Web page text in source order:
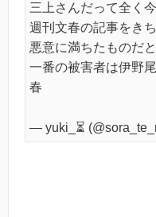
三上さんだって全く
週刊文春の記事をき
悪意に満ちたものだ
一番の被害者は伊野
春
— yuki_⏳